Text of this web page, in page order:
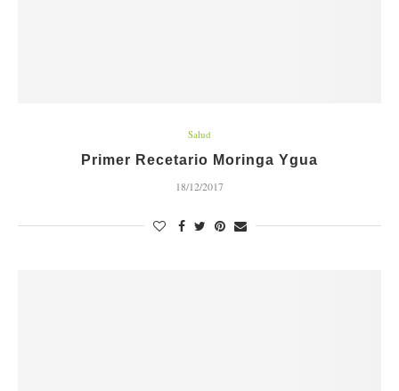
Salud
Primer Recetario Moringa Ygua
18/12/2017